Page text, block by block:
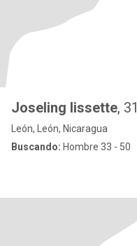
Joseling lissette, 31
León, León, Nicaragua
Buscando: Hombre 33 - 50